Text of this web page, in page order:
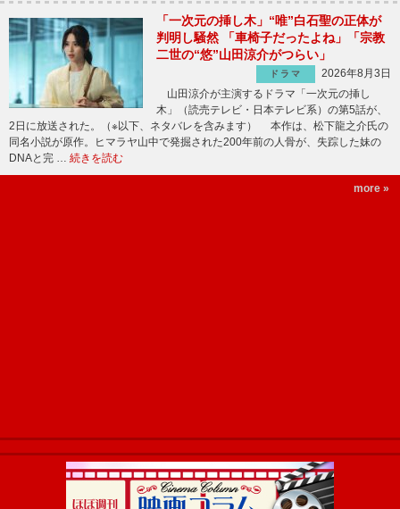
「一次元の挿し木」“唯”白石聖の正体が
判明し騒然 「車椅子だったよね」「宗教
二世の“悠”山田涼介がつらい」
ドラマ
2026年8月3日
山田涼介が主演するドラマ「一次元の挿し
木」（読売テレビ・日本テレビ系）の第5話が、
2日に放送された。（※以下、ネタバレを含みます） 本作は、松下龍之介氏の
同名小説が原作。ヒマラヤ山中で発掘された200年前の人骨が、失踪した妹の
DNAと完 … 続きを読む
more »